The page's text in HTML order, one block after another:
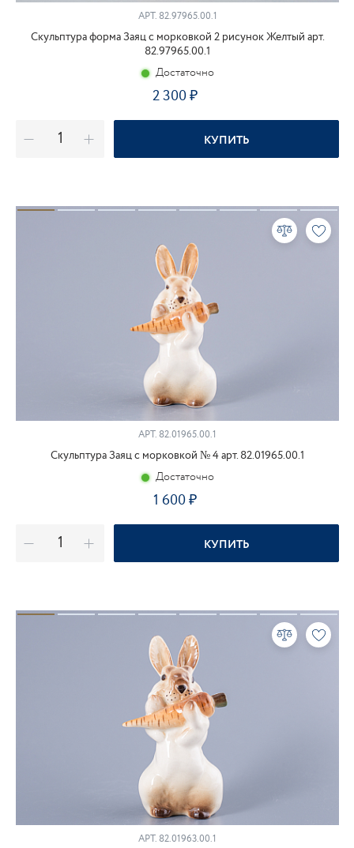
АРТ.82.97965.00.1
Скульптура форма Заяц с морковкой 2 рисунок Желтый арт.
82.97965.00.1
Достаточно
2 300
КУПИТЬ
АРТ. 82.01965.00.1
Скульптура Заяц с морковкой № 4 арт. 82.01965.00.1
Достаточно
1 600
КУПИТЬ
АРТ. 82.01963.00.1